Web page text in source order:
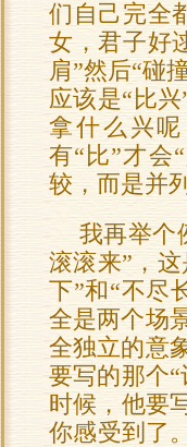
们自己完全
女，君子好
肩”然后“碰
应该是“比
拿什么兴
有“比”才会
较，而是并
我再举个
滚滚来”，
下”和“不尽
全是两个场
全独立的意
要写的那个
时候，他要
你感受到了